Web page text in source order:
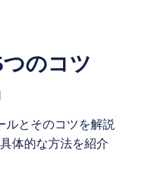
のコツ
ルとそのコツを解説
体的な方法を紹介